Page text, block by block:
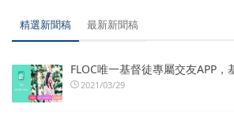
精選新聞稿 最新新聞稿
FLOC唯一基督徒專屬交友APP，
2021/03/29